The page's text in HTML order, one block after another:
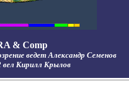
& Comp
ведет Александр Семенов
вел Кирилл Крылов